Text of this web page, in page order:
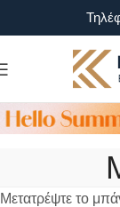
Μετατρέψτε το